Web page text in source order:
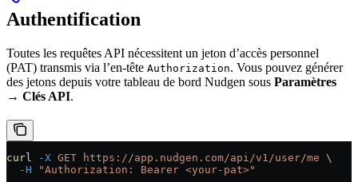
Authentification
Toutes les requêtes API nécessitent un jeton d’accès personnel
(PAT) transmis via l’en-tête Authorization. Vous pouvez générer
des jetons depuis votre tableau de bord Nudgen sous Paramètres
→ Clés API.
curl -X GET https://app.nudgen.com/api/v1/user/me \
  -H
"Authorization: Bearer <your-pat>"